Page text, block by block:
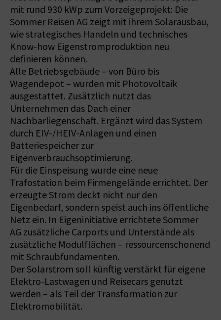
mit rund 930 kWp zum Vorzeigeprojekt: Die
Sommer Reisen AG zeigt mit ihrem Solarausbau,
wie strategisches Handeln und technisches
Know-how Eigenstromproduktion neu
definieren können.
Alle Betriebsgebäude – von Büro bis
Wagendepot – wurden mit Photovoltaik
ausgestattet. Zusätzlich nutzt das
Unternehmen das Dach einer
Nachbarliegenschaft. Ergänzt wird das System
durch EIV-/HEIV-Anlagen und einen
Batteriespeicher zur
Eigenverbrauchsoptimierung.
Für die Einspeisung wurde eine neue
Trafostation beim Firmengelände errichtet. Der
erzeugte Strom deckt nicht nur den
Eigenbedarf, sondern speist auch ins öffentliche
Netz ein. In Eigeninitiative errichtete Sommer
AG zusätzliche Carports und Unterstände als
zusätzliche Modulflächen – ressourcenschonend
mit Schraubfundamenten.
Der Solarstrom soll künftig verstärkt für eigene
Elektro-Lastwagen und Reisecars genutzt
werden – als Teil der Transformation zur
Elektromobilität.